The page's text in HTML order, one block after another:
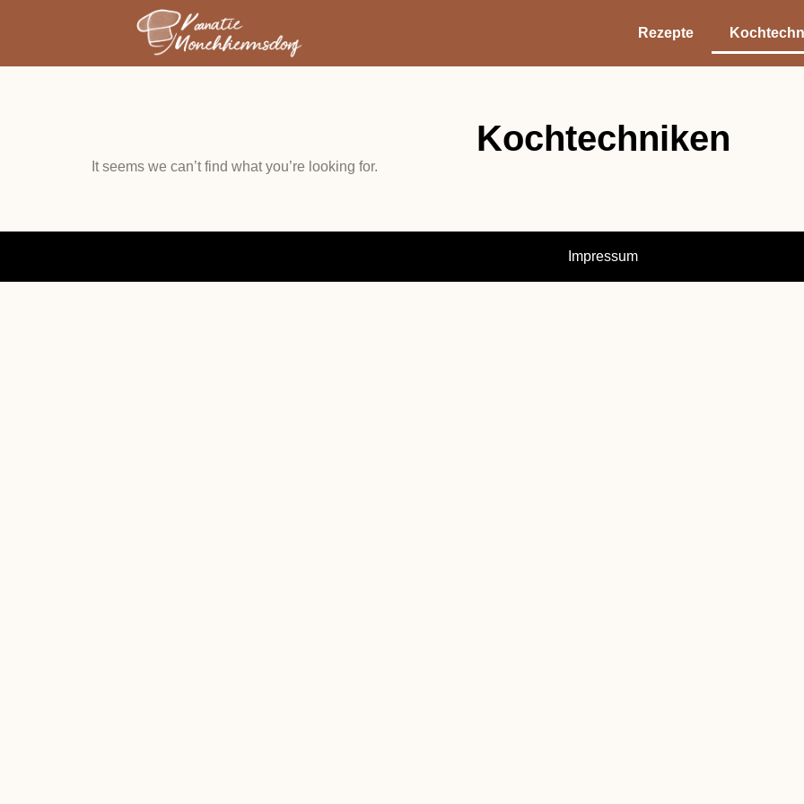
Rezepte
Kochtechniken
It seems we can’t find what you’re looking for.
Impressum